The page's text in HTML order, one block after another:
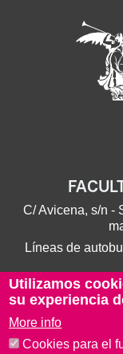
C/ Avicena, s/n -
Líneas de
Utilizamos
su experiencia
More info
Cookies para el